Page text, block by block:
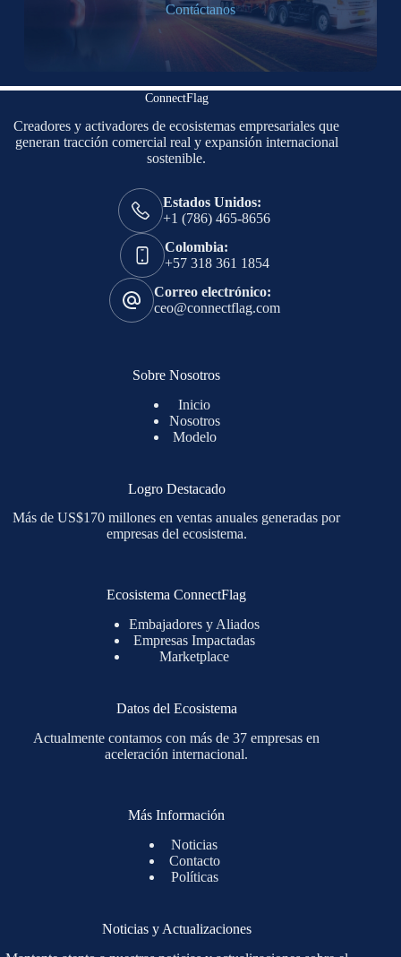
Contáctanos
ConnectFlag
Creadores y activadores de ecosistemas empresariales que
generan tracción comercial real y expansión internacional
sostenible.
Estados Unidos:
+1 (786) 465-8656
Colombia:
+57 318 361 1854
Correo electrónico:
ceo@connectflag.com
Sobre Nosotros
Inicio
Nosotros
Modelo
Logro Destacado
Más de US$170 millones en ventas anuales generadas por
empresas del ecosistema.
Ecosistema ConnectFlag
Embajadores y Aliados
Empresas Impactadas
Marketplace
Datos del Ecosistema
Actualmente contamos con más de 37 empresas en
aceleración internacional.
Más Información
Noticias
Contacto
Políticas
Noticias y Actualizaciones